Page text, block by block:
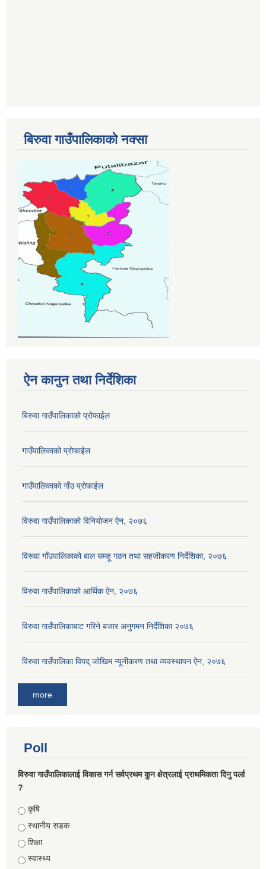
बिरुवा गाउँपालिकाको नक्सा
ऐन कानुन तथा निर्देशिका
बिरुवा गाउँपालिकाको प्रोफाईल
गाउँपालिकाको प्रोफाईल
गाउँपालिकाको गाँउ प्रोफाईल
विरुवा गाउँपालिकाको विनियोजन ऐन, २०७६
विरूवा गाँउपालिकाको बाल समहू गठन तथा सहजीकरण निर्देशिका, २०७६
विरुवा गाउँपालिकाको आर्थिक ऐन, २०७६
विरुवा गाउँपालिकाबाट गरिने बजार अनुगमन निर्देशिका २०७६
विरुवा गाउँपालिका विपद् जोखिम न्यूनीकरण तथा व्यवस्थापन ऐन, २०७६
more
Poll
विरुवा गाउँपालिकालाई विकास गर्न सर्वप्रथम कुन क्षेत्रलाई प्राथमिकता दिनु पर्ला
?
Choices
कृषि
स्थानीय सडक
शिक्षा
स्वास्थ्य